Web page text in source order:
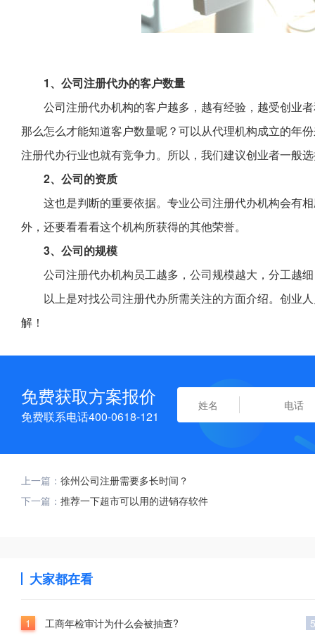
1、公司注册代办的客户数量
公司注册代办机构的客户越多，越有经验，越受创业
那么怎么才能知道客户数量呢？可以从代理机构成立的年
注册代办行业也就有竞争力。所以，我们建议创业者一般
2、公司的资质
这也是判断的重要依据。专业公司注册代办机构会有
外，还要看看看这个机构所获得的其他荣誉。
3、公司的规模
公司注册代办机构员工越多，公司规模越大，分工越
以上是对找公司注册代办所需关注的方面介绍。创业
解！
免费获取方案报价
免费联系电话400-0618-121
上一篇： 徐州公司注册需要多长时间？
下一篇： 推荐一下超市可以用的进销存软件
大家都在看
1 工商年检审计为什么会被抽查? 5